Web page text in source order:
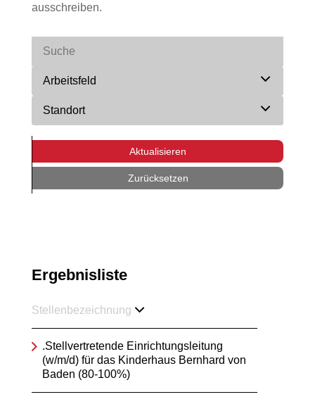
ausschreiben.
Arbeitsfeld
Standort
Aktualisieren
Zurücksetzen
Ergebnisliste
Stellenbezeichnung
.Stellvertretende Einrichtungsleitung
(w/m/d) für das Kinderhaus Bernhard von
Baden (80-100%)